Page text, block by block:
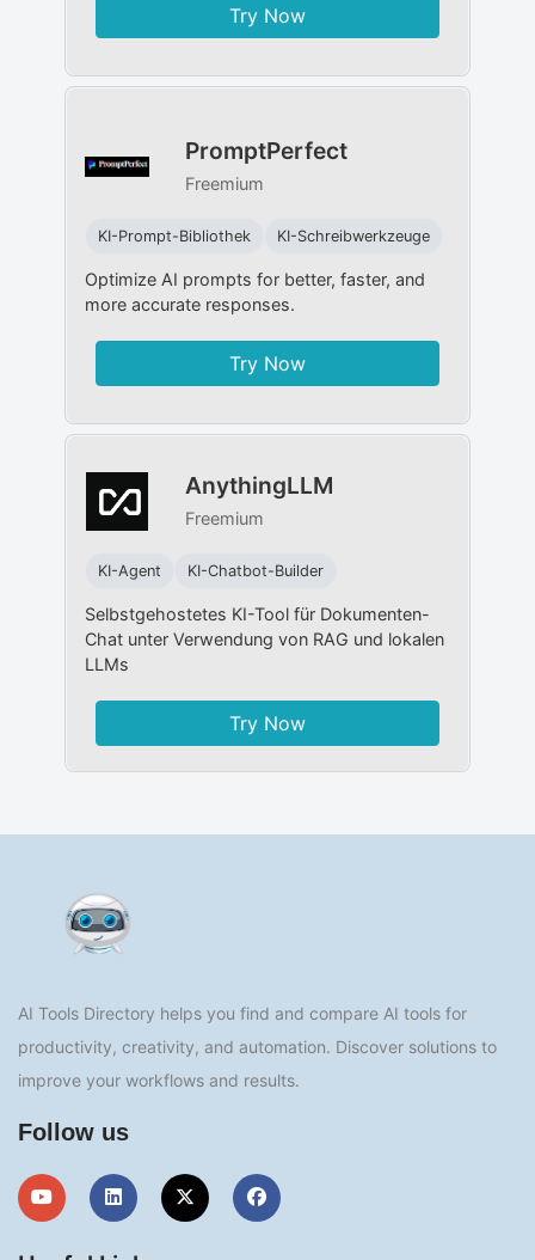
Try Now
PromptPerfect
Freemium
KI-Prompt-Bibliothek KI-Schreibwerkzeuge
Optimize AI prompts for better, faster, and
more accurate responses.
Try Now
AnythingLLM
Freemium
KI-Agent KI-Chatbot-Builder
Selbstgehostetes KI-Tool für Dokumenten-
Chat unter Verwendung von RAG und lokalen
LLMs
Try Now
AI Tools Directory helps you find and compare AI tools for
productivity, creativity, and automation. Discover solutions to
improve your workflows and results.
Follow us